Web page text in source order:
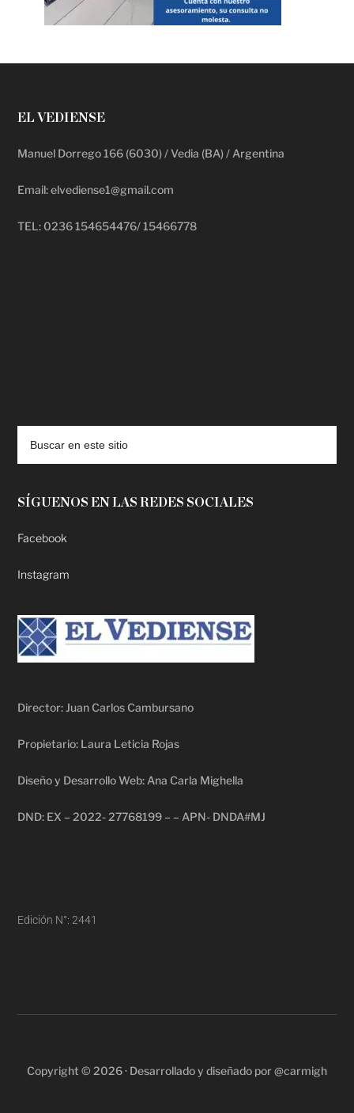
EL VEDIENSE
Manuel Dorrego 166 (6030) / Vedia (BA) / Argentina
Email: elvediense1@gmail.com
TEL: 0236 154654476/ 15466778
SÍGUENOS EN LAS REDES SOCIALES
Facebook
Instagram
Director: Juan Carlos Cambursano
Propietario: Laura Leticia Rojas
Diseño y Desarrollo Web: Ana Carla Mighella
DND: EX – 2022- 27768199 – – APN- DNDA#MJ
Edición N°: 2441
Copyright © 2026 · Desarrollado y diseñado por @carmigh